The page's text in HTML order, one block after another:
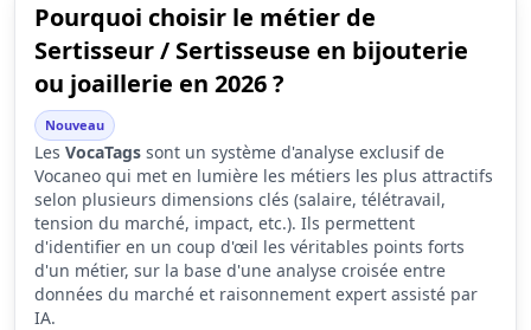
Pourquoi choisir le métier de
Sertisseur / Sertisseuse en bijouterie
ou joaillerie en 2026 ?
Nouveau
Les VocaTags sont un système d'analyse exclusif de
Vocaneo qui met en lumière les métiers les plus attractifs
selon plusieurs dimensions clés (salaire, télétravail,
tension du marché, impact, etc.). Ils permettent
d'identifier en un coup d'œil les véritables points forts
d'un métier, sur la base d'une analyse croisée entre
données du marché et raisonnement expert assisté par
IA.
Synthèse des scores du métier Sertisseur / Sertisseuse en
Indicateur
Score (sur 10)
Tension du marché
3.9
Salaire
3.3
Conditions de travail
5.4